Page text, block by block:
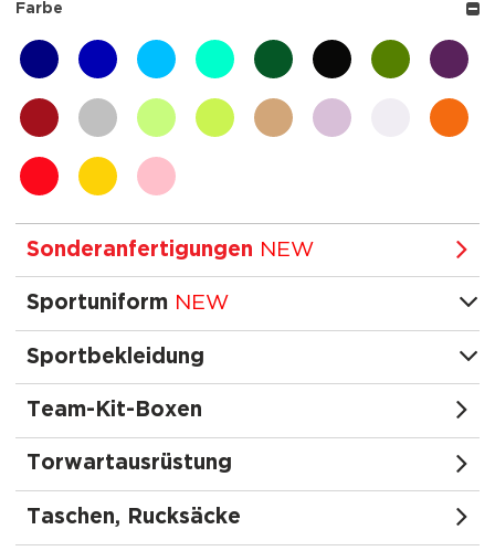
Farbe
marineblau türkis schwarz khaki violett
bordeauxrot
silber hellgrün neon braun orange
Sonderanfertigungen NEW
Sportuniform NEW
Sportbekleidung
Team-Kit-Boxen
Torwartausrüstung
Taschen, Rucksäcke